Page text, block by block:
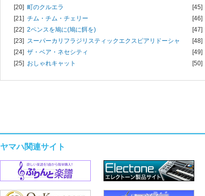
[20] 町のクルエラ
[21] チム・チム・チェリー
[22] 2ペンスを鳩に(鳩に餌を)
[23] スーパーカリフラジリスティックエクスピアリドーシャ
[24] ザ・ベア・ネセシティ
[25] おしゃれキャット
[45]
[46]
[47]
[48]
[49]
[50]
ヤマハ関連サイト